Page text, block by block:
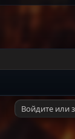
Войдите или